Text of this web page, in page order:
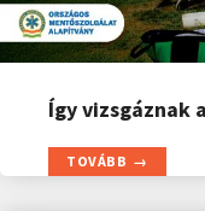
Így vizsgáznak
TOVÁBB